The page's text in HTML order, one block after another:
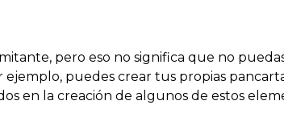
pero eso no significa que no
ejemplo, puedes crear tus propias
en la creación de algunos de estos